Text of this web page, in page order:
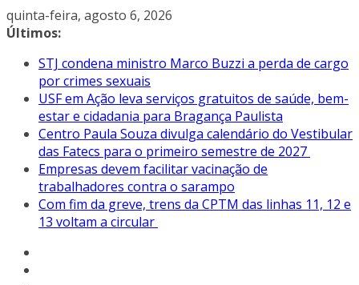
Pular
para
conteúdo
quinta-feira, agosto 6, 2026
Últimos:
STJ condena ministro Marco Buzzi a perda de cargo
por crimes sexuais
USF em Ação leva serviços gratuitos de saúde, bem-
estar e cidadania para Bragança Paulista
Centro Paula Souza divulga calendário do Vestibular
das Fatecs para o primeiro semestre de 2027
Empresas devem facilitar vacinação de
trabalhadores contra o sarampo
Com fim da greve, trens da CPTM das linhas 11, 12 e
13 voltam a circular